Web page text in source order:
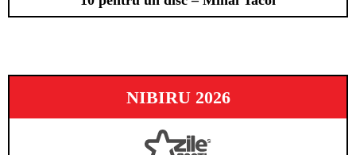
NIBIRU 2026